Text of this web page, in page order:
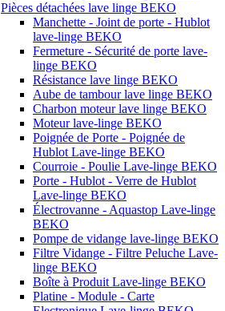
Pièces détachées lave linge BEKO
Manchette - Joint de porte - Hublot
lave-linge BEKO
Fermeture - Sécurité de porte lave-
linge BEKO
Résistance lave linge BEKO
Aube de tambour lave linge BEKO
Charbon moteur lave linge BEKO
Moteur lave-linge BEKO
Poignée de Porte - Poignée de
Hublot Lave-linge BEKO
Courroie - Poulie Lave-linge BEKO
Porte - Hublot - Verre de Hublot
Lave-linge BEKO
Électrovanne - Aquastop Lave-linge
BEKO
Pompe de vidange lave-linge BEKO
Filtre Vidange - Filtre Peluche Lave-
linge BEKO
Boîte à Produit Lave-linge BEKO
Platine - Module - Carte